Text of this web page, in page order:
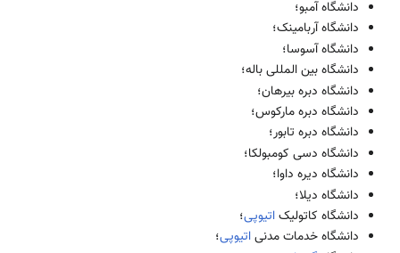
دانشگاه آمبو؛
دانشگاه آربامینک؛
دانشگاه آسوسا؛
دانشگاه بین المللی باله؛
دانشگاه دبره بیرهان؛
دانشگاه دبره مارکوس؛
دانشگاه دبره تابور؛
دانشگاه دسی کومبولکا؛
دانشگاه دیره داوا؛
دانشگاه دیلا؛
دانشگاه کاتولیکاتیوپی؛
دانشگاه خدمات مدنیاتیوپی؛